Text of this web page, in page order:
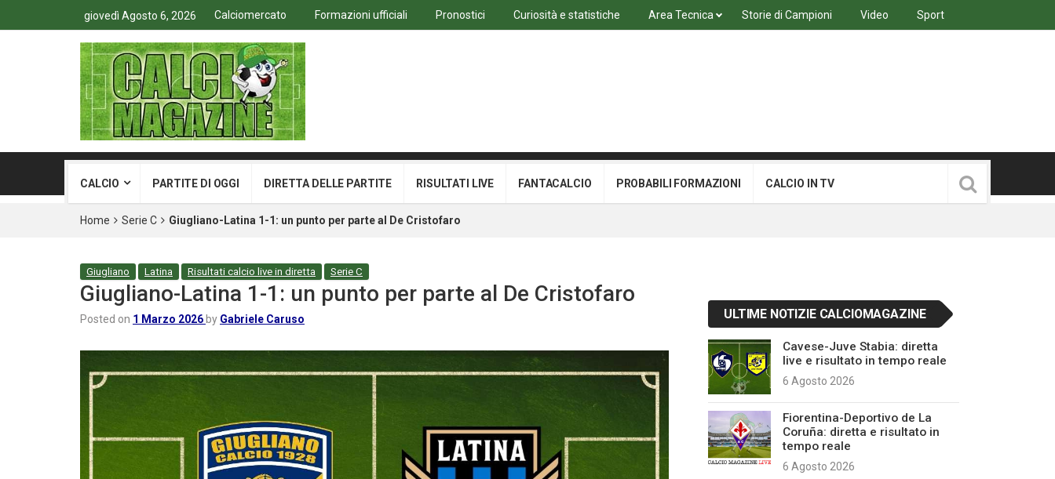
giovedì Agosto 6, 2026 Calciomercato Formazioni ufficiali Pronostici Curiosità e statistiche Area Tecnica Storie di Campioni Video Sport
CALCIO PARTITE DI OGGI DIRETTA DELLE PARTITE RISULTATI LIVE FANTACALCIO PROBABILI FORMAZIONI CALCIO IN TV
Home Serie C Giugliano-Latina 1-1: un punto per parte al De Cristofaro
Giugliano Latina Risultati calcio live in diretta Serie C
Giugliano-Latina 1-1: un punto per parte al De Cristofaro
Posted on 1 Marzo 2026 by Gabriele Caruso ULTIME NOTIZIE CALCIOMAGAZINE
Cavese-Juve Stabia: diretta
live e risultato in tempo reale
6 Agosto 2026
Fiorentina-Deportivo de La
Coruña: diretta e risultato in
tempo reale
6 Agosto 2026